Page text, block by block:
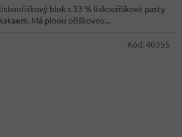
blok s 33 % lískooříškové pasty
Má plnou oříškovou...
Kód: 40355